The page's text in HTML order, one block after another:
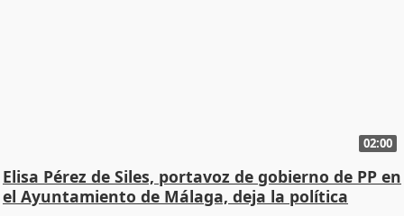
02:00
Elisa Pérez de Siles, portavoz de gobierno de PP en
el Ayuntamiento de Málaga, deja la política